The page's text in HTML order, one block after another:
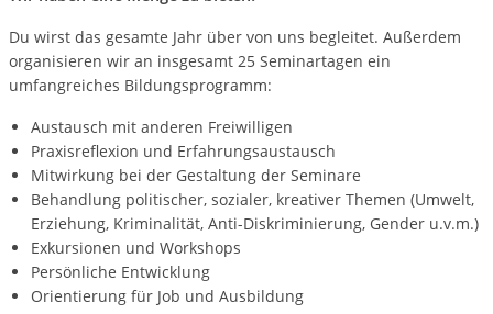
Du wirst das gesamte Jahr über von uns begleitet. Außerdem
organisieren wir an insgesamt 25 Seminartagen ein
umfangreiches Bildungsprogramm:
Austausch mit anderen Freiwilligen
Praxisreflexion und Erfahrungsaustausch
Mitwirkung bei der Gestaltung der Seminare
Behandlung politischer, sozialer, kreativer Themen (Umwelt,
Erziehung, Kriminalität, Anti-Diskriminierung, Gender u.v.m.)
Exkursionen und Workshops
Persönliche Entwicklung
Orientierung für Job und Ausbildung